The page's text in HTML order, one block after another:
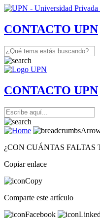
CONTACTO UPN
CONTACTO UPN
¿CON CUÁNTAS
Copiar enlace
Comparte este artículo